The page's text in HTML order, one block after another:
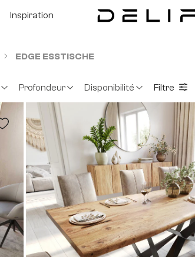
Inspiration
EDGE ESSTISCHE
Profondeur Disponibilité Filtre